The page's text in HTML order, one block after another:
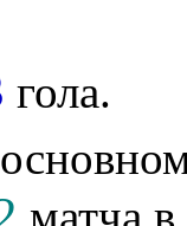
гола.
матча